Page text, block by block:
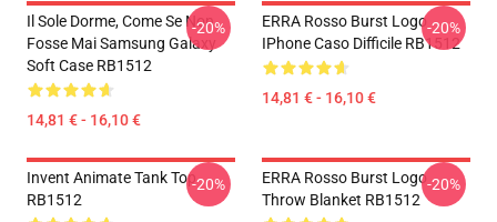
Il Sole Dorme, Come Se Non
Fosse Mai Samsung Galaxy
Soft Case RB1512
14,81 € - 16,10 €
-20%
ERRA Rosso Burst Logo
IPhone Caso Difficile RB1512
14,81 € - 16,10 €
-20%
Invent Animate Tank Top
RB1512
-20%
ERRA Rosso Burst Logo
Throw Blanket RB1512
-20%